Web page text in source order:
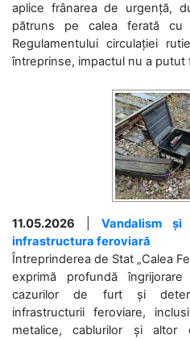
aplice frânarea de urgență,
pătruns pe calea ferată cu
Regulamentului circulației
întreprinse, impactul nu a putut
11.05.2026
Vandalism
infrastructura feroviară
Întreprinderea de Stat „Calea
exprimă profundă
cazurilor de furt și
infrastructurii feroviare,
metalice, cablurilor și altor